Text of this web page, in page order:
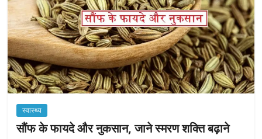
स्वास्थ्य
सौंफ के फायदे और नुकसान, जाने स्मरण शक्ति बढ़ाने